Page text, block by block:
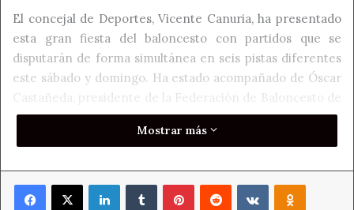
El concejal de Deportes, Vicente Canuria, ha presentado
esta gran fiesta del baloncesto con partidos que se
disputarán de forma simultánea en seis pistas diferentes
este sábado y domingo. Ha estado acompañado de Óscar
Castañeda, presidente de la Federación de Baloncesto de
Castilla y León, y José Manuel Vázquez, delgado provincial
de la Federación. También ha asistido el entrenador de
deportiva.
Mostrar más
Facebook
X LinkedInTumblrPinterestReddit VKontakte